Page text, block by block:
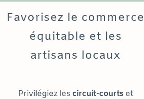
Favorisez le commerce
équitable et les
artisans locaux
Privilégiez les circuit-courtset